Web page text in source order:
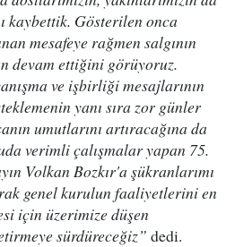
kaybettik. Gösterilen onca
mesafeye rağmen salgının
devam ettiğini görüyoruz.
ve işbirliği mesajlarının
yanı sıra zor günler
umutlarını artıracağına da
verimli çalışmalar yapan 75.
Volkan Bozkır'a şükranlarımı
genel kurulun faaliyetlerini en
için üzerimize düşen
sürdüreceğiz” dedi.